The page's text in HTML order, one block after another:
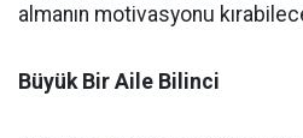
almanın motivasyonu
Büyük Bir Aile Bilinci